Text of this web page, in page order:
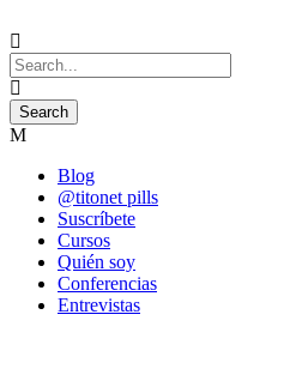
Blog
@titonet pills
Suscríbete
Cursos
Quién soy
Conferencias
Entrevistas